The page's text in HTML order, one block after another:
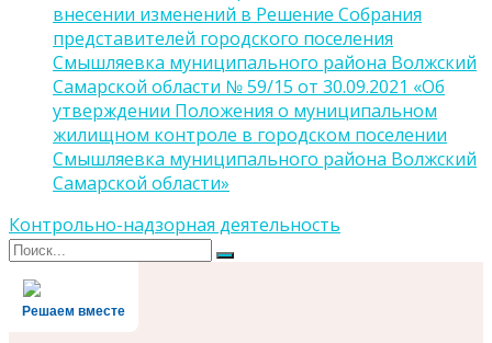
внесении изменений в Решение Собрания
представителей городского поселения
Смышляевка муниципального района Волжский
Самарской области № 59/15 от 30.09.2021 «Об
утверждении Положения о муниципальном
жилищном контроле в городском поселении
Смышляевка муниципального района Волжский
Самарской области»
Контрольно-надзорная деятельность
Поиск
Поиск
Решаем вместе